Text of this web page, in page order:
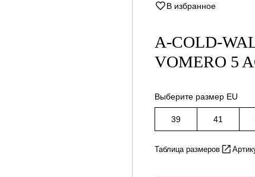
A-COLD-
VOMERO 5
В избранное
Выберите размер EU
39 41
Таблица размеров